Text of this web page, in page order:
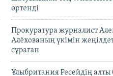
өртенді
Прокуратура журналист
Алёхованың үкімін
сұраған
Ұлыбритания Ресейдің алты